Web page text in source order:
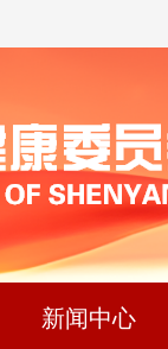
新闻中心